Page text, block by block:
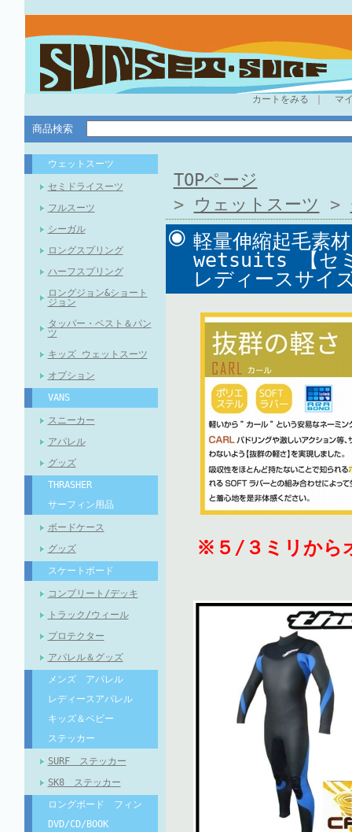
カートをみる マ
商品検索
ウェットスーツ
セミドライスーツ
フルスーツ
シーガル
ロングスプリング
ハーフスプリング
ロングジョン&ショート
ジョン
タッパー・ベスト＆パン
ツ
キッズ ウェットスーツ
オプション
VANS
スニーカー
アパレル
グッズ
THRASHER
サーフィン用品
ボードケース
グッズ
スケートボード
コンプリート/デッキ
トラック/ウィール
プロテクター
アパレル＆グッズ
メンズ アパレル
レディースアパレル
キッズ＆ベビー
ステッカー
SURF ステッカー
SK8 ステッカー
ロングボード フィン
DVD/CD/BOOK
TOPページ
> ウェットスーツ >
軽量伸縮起毛素
wetsuits 【セミ
レディースサイ
※５/３ミリから